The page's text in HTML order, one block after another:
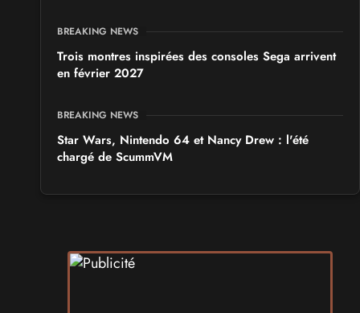
BREAKING NEWS
Trois montres inspirées des consoles Sega arrivent
en février 2027
BREAKING NEWS
Star Wars, Nintendo 64 et Nancy Drew : l'été
chargé de ScummVM